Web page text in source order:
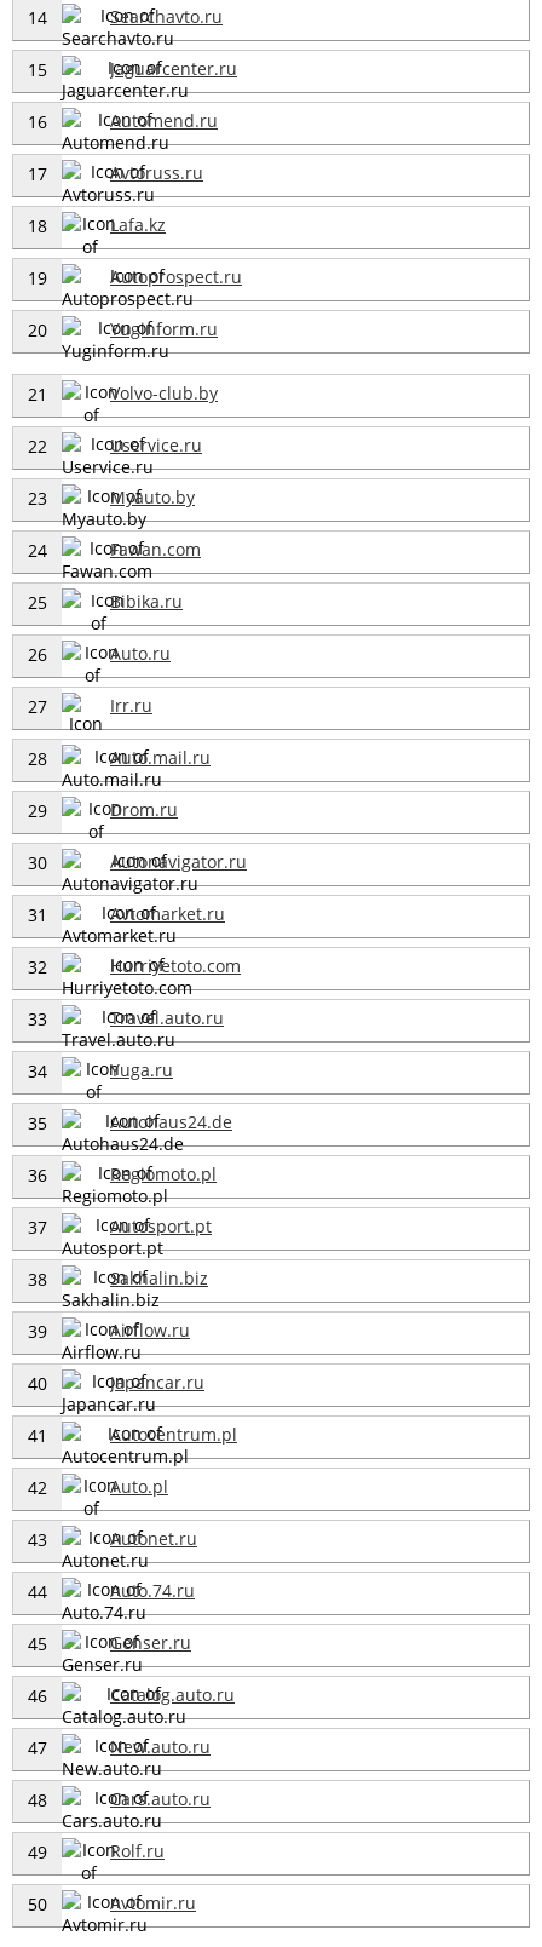
14 Searchavto.ru
15 Jaguarcenter.ru
16 Automend.ru
17 Avtoruss.ru
18 Lafa.kz
19 Autoprospect.ru
20 Yuginform.ru
21 Volvo-club.by
22 Uservice.ru
23 Myauto.by
24 Fawan.com
25 Bibika.ru
26 Auto.ru
27 Irr.ru
28 Auto.mail.ru
29 Drom.ru
30 Autonavigator.ru
31 Avtomarket.ru
32 Hurriyetoto.com
33 Travel.auto.ru
34 Yuga.ru
35 Autohaus24.de
36 Regiomoto.pl
37 Autosport.pt
38 Sakhalin.biz
39 Airflow.ru
40 Japancar.ru
41 Autocentrum.pl
42 Auto.pl
43 Autonet.ru
44 Auto.74.ru
45 Genser.ru
46 Catalog.auto.ru
47 New.auto.ru
48 Cars.auto.ru
49 Rolf.ru
50 Avtomir.ru